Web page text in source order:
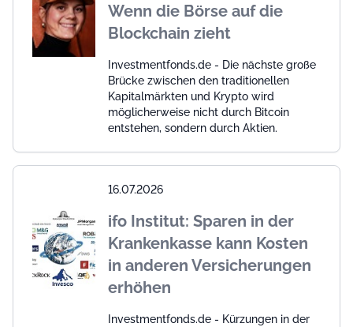
Wenn die Börse auf die
Blockchain zieht
Investmentfonds.de - Die nächste große
Brücke zwischen den traditionellen
Kapitalmärkten und Krypto wird
möglicherweise nicht durch Bitcoin
entstehen, sondern durch Aktien.
16.07.2026
ifo Institut: Sparen in der
Krankenkasse kann Kosten
in anderen Versicherungen
erhöhen
Investmentfonds.de - Kürzungen in der